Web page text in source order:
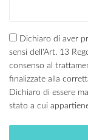
Dichiaro di aver
sensi dell'Art. 13
consenso al
finalizzate alla
Dichiaro di essere
stato a cui